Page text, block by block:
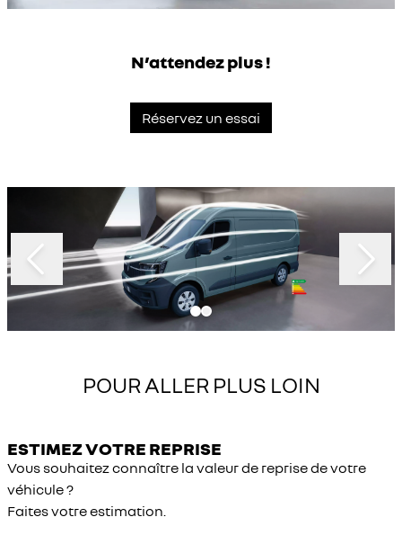
N’attendez plus !
Réservez un essai
POUR ALLER PLUS LOIN
ESTIMEZ VOTRE REPRISE
Vous souhaitez connaître la valeur de reprise de votre
véhicule ?
Faites votre estimation.